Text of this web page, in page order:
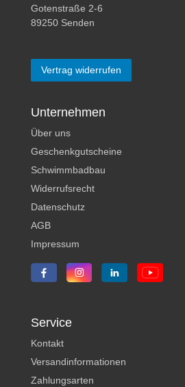
Gotenstraße 2-6
89250 Senden
Vertrag widerrufen
Unternehmen
Über uns
Geschenkgutscheine
Schwimmbadbau
Widerrufsrecht
Datenschutz
AGB
Impressum
Service
Kontakt
Versandinformationen
Zahlungsarten